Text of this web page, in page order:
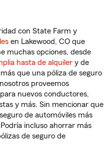
con State Farm y
en Lakewood, CO que
muchas opciones, desde
hasta de alquiler y de
que una póliza de seguro
proveemos
nuevos conductores,
y más. Sin mencionar que
de automóviles más
incluso ahorrar más
de seguro de